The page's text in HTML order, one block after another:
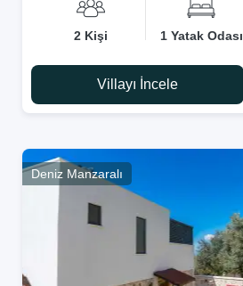
2 Kişi 1 Yatak Odası
Villayı İncele
Deniz Manzaralı